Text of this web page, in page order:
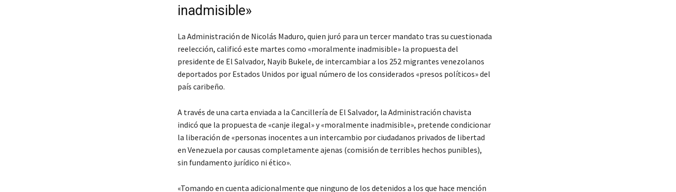
inadmisible»
La Administración de Nicolás Maduro, quien juró para un tercer mandato tras su cuestionada
reelección, calificó este martes como «moralmente inadmisible» la propuesta del
presidente de El Salvador, Nayib Bukele, de intercambiar a los 252 migrantes venezolanos
deportados por Estados Unidos por igual número de los considerados «presos políticos» del
país caribeño.
A través de una carta enviada a la Cancillería de El Salvador, la Administración chavista
indicó que la propuesta de «canje ilegal» y «moralmente inadmisible», pretende condicionar
la liberación de «personas inocentes a un intercambio por ciudadanos privados de libertad
en Venezuela por causas completamente ajenas (comisión de terribles hechos punibles),
sin fundamento jurídico ni ético».
«Tomando en cuenta adicionalmente que ninguno de los detenidos a los que hace mención